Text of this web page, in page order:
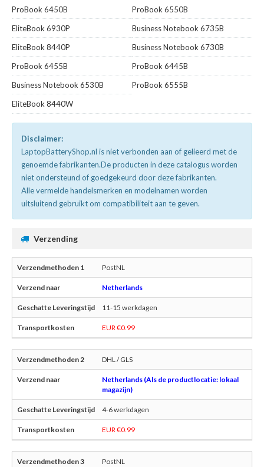
ProBook 6450B
ProBook 6550B
EliteBook 6930P
Business Notebook 6735B
EliteBook 8440P
Business Notebook 6730B
ProBook 6455B
ProBook 6445B
Business Notebook 6530B
ProBook 6555B
EliteBook 8440W
Disclaimer:
LaptopBatteryShop.nl is niet verbonden aan of gelieerd met de
genoemde fabrikanten.De producten in deze catalogus worden
niet ondersteund of goedgekeurd door deze fabrikanten.
Alle vermelde handelsmerken en modelnamen worden
uitsluitend gebruikt om compatibiliteit aan te geven.
Verzending
PostNL
Netherlands
11-15 werkdagen
EUR €0.99
DHL / GLS
Netherlands (Als de productlocatie: lokaal
magazijn)
4-6 werkdagen
EUR €0.99
PostNL